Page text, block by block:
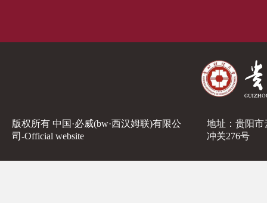
版权所有 中国·必威(bw·西汉姆联)有限公
司-Official website
地址：贵阳市
冲关276号